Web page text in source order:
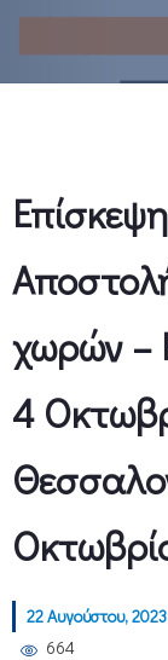
χωρών –
4
22 Αυγούστου, 2023
664